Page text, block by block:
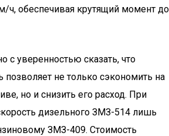
ч, обеспечивая крутящий момент до
с уверенностью сказать, что
позволяет не только сэкономить на
но и снизить его расход. При
дизельного ЗМЗ-514 лишь
ЗМЗ-409. Стоимость